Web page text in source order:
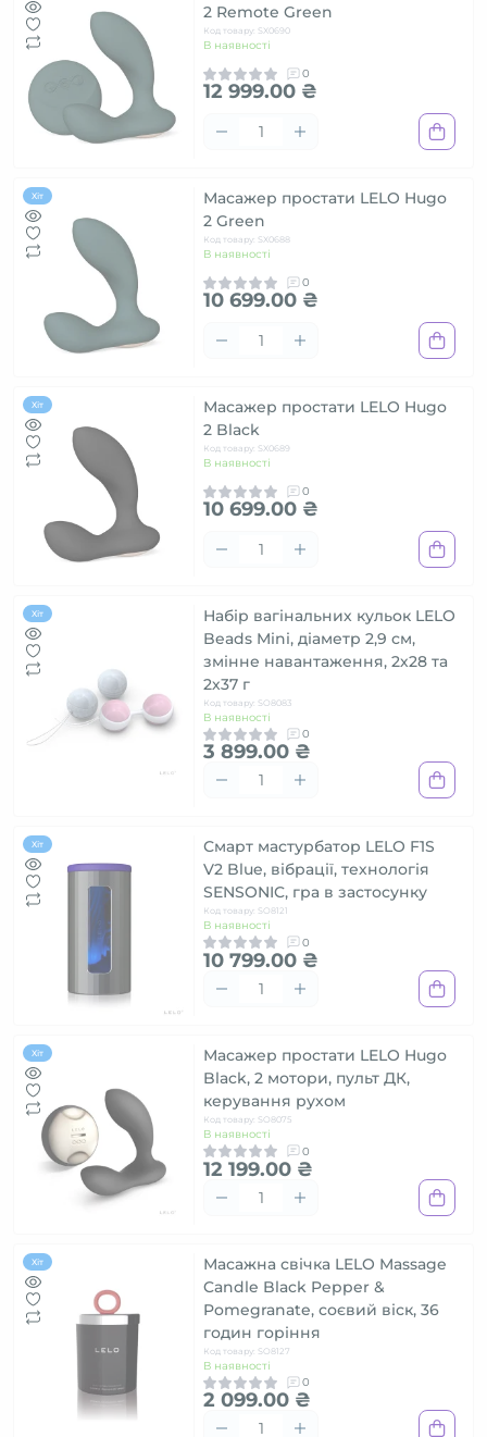
2 Remote Green
Код товару: SX0690
В наявності
0
12 999.00 ₴
Хіт
Масажер простати LELO Hugo
2 Green
Код товару: SX0688
В наявності
0
10 699.00 ₴
Хіт
Масажер простати LELO Hugo
2 Black
Код товару: SX0689
В наявності
0
10 699.00 ₴
Хіт
Набір вагінальних кульок LELO
Beads Mini, діаметр 2,9 см,
змінне навантаження, 2х28 та
2х37 г
Код товару: SO8083
В наявності
0
3 899.00 ₴
Хіт
Смарт мастурбатор LELO F1S
V2 Blue, вібрації, технологія
SENSONIC, гра в застосунку
Код товару: SO8121
В наявності
0
10 799.00 ₴
Хіт
Масажер простати LELO Hugo
Black, 2 мотори, пульт ДК,
керування рухом
Код товару: SO8075
В наявності
0
12 199.00 ₴
Хіт
Масажна свічка LELO Massage
Candle Black Pepper &
Pomegranate, соєвий віск, 36
годин горіння
Код товару: SO8127
В наявності
0
2 099.00 ₴